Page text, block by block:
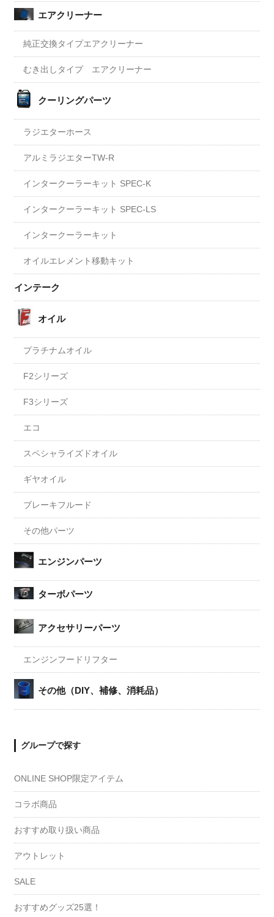
エアクリーナー
純正交換タイプエアクリーナー
むき出しタイプ エアクリーナー
クーリングパーツ
ラジエターホース
アルミラジエターTW-R
インタークーラーキット SPEC-K
インタークーラーキット SPEC-LS
インタークーラーキット
オイルエレメント移動キット
インテーク
オイル
プラチナムオイル
F2シリーズ
F3シリーズ
エコ
スペシャライズドオイル
ギヤオイル
ブレーキフルード
その他パーツ
エンジンパーツ
ターボパーツ
アクセサリーパーツ
エンジンフードリフター
その他（DIY、補修、消耗品）
グループで探す
ONLINE SHOP限定アイテム
コラボ商品
おすすめ取り扱い商品
アウトレット
SALE
おすすめグッズ25選！